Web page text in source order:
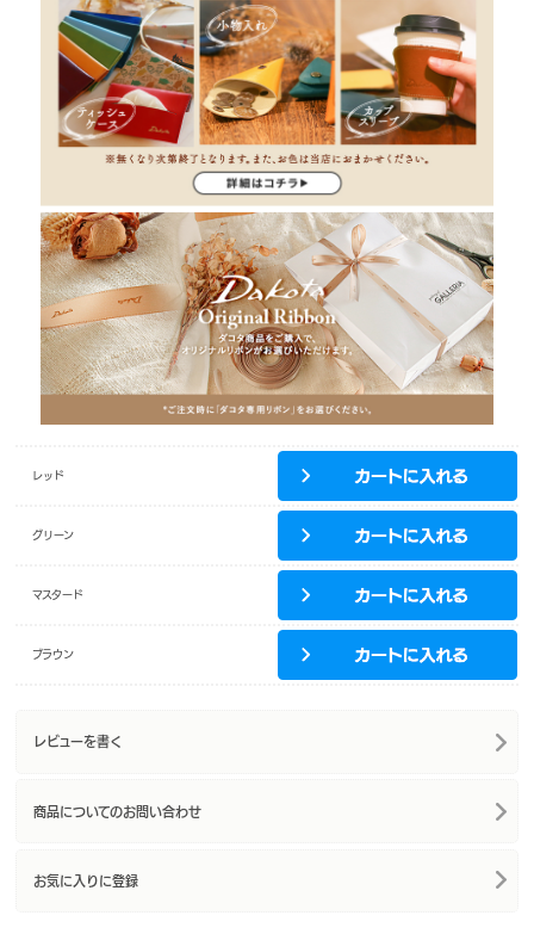
レッド
グリーン
マスタード
ブラウン
レビューを書く
商品についてのお問い合わせ
お気に入りに登録